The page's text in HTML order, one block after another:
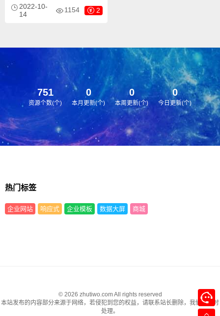
PbootCMS内核开发的网站模
板，该模板适用于电力设备网
文字图片换成其他行业的即可；
2022-10-
14
1154 2
751
资源个数(个)
0
本月更新(个)
0
本周更新(个)
0
今日更新(个)
热门标签
企业网站 响应式 企业模板 数据大屏 商城
© 2026 zhutiwo.com All rights reserved
本站发布的内容部分来源于网络，若侵犯到您的权益，请联系站长删除，我们将及时
处理。